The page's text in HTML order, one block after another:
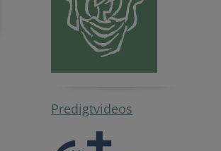
Predigtvideos